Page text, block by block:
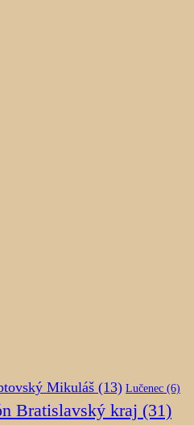
Mikuláš (13) Lučenec (6)
Bratislavský kraj (31)